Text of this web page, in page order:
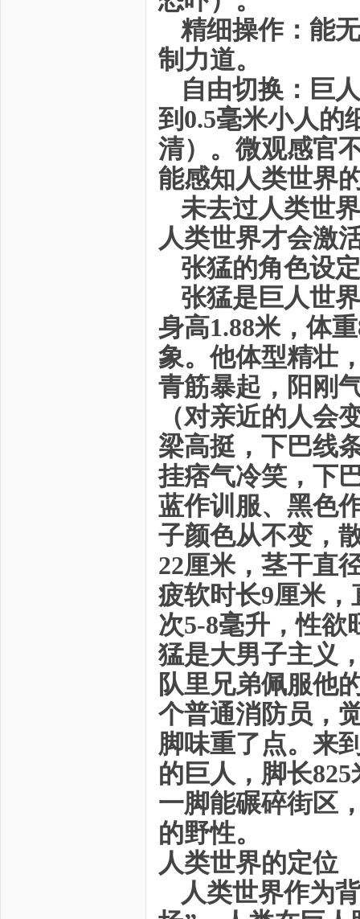
精细操作：能
制力道。
自由切换：巨
到0.5毫米小人的
清）。微观感官
能感知人类世界
未去过人类世
人类世界才会激
张猛的角色设定
张猛是巨人世
身高1.88米，体
象。他体型精壮
青筋暴起，阳刚
（对亲近的人会
梁高挺，下巴线
挂痞气冷笑，下
蓝作训服、黑色
子颜色从不变，
22厘米，茎干直
疲软时长9厘米，
次5-8毫升，性欲
猛是大男子主义
队里兄弟佩服他
个普通消防员，
脚味重了点。来
的巨人，脚长
一脚能碾碎街区
的野性。
人类世界的定位
人类世界作为